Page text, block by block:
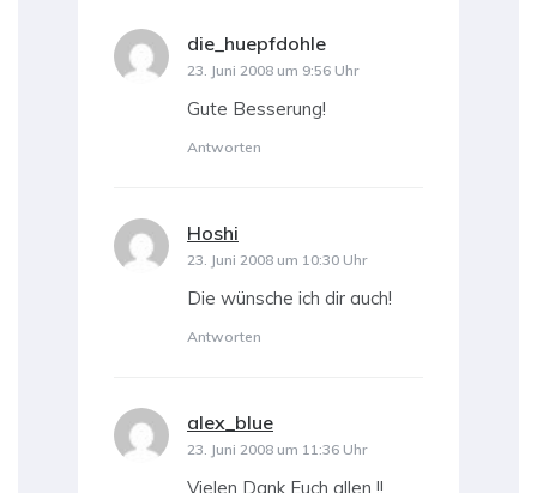
die_huepfdohle
23. Juni 2008 um 9:56 Uhr
Gute Besserung!
Antworten
Hoshi
23. Juni 2008 um 10:30 Uhr
Die wünsche ich dir auch!
Antworten
alex_blue
23. Juni 2008 um 11:36 Uhr
Vielen Dank Euch allen !!